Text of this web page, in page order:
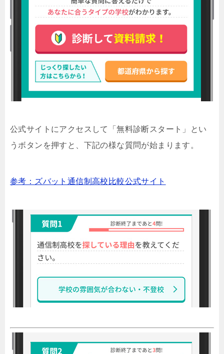
公式サイトにアクセスして「無料診断スタート」とい
うボタンを押すと、下記の様な質問が始まります。
参考：ズバット通信制高校比較公式サイト